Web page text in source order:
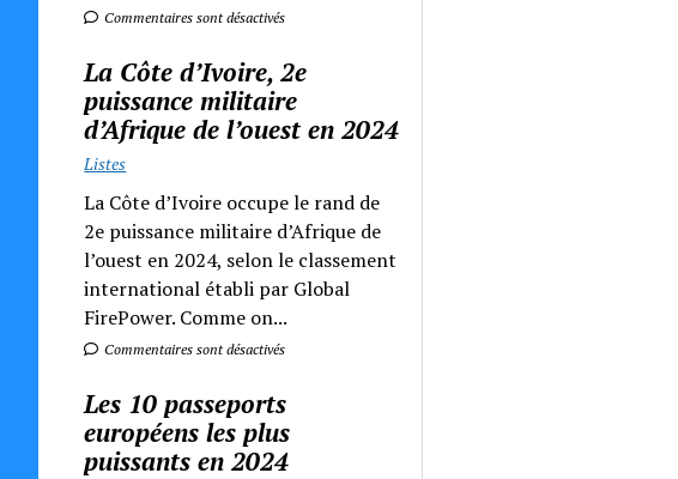
Commentaires sont désactivés
La Côte d’Ivoire, 2e
puissance militaire
d’Afrique de l’ouest en 2024
Listes
La Côte d’Ivoire occupe le rand de
2e puissance militaire d’Afrique de
l’ouest en 2024, selon le classement
international établi par Global
FirePower. Comme on...
Commentaires sont désactivés
Les 10 passeports
européens les plus
puissants en 2024